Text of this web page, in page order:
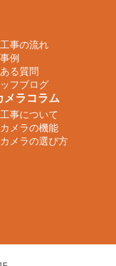
事の流れ
例
る質問
フブログ
メラコラム
事について
メラの機能
メラの選び方